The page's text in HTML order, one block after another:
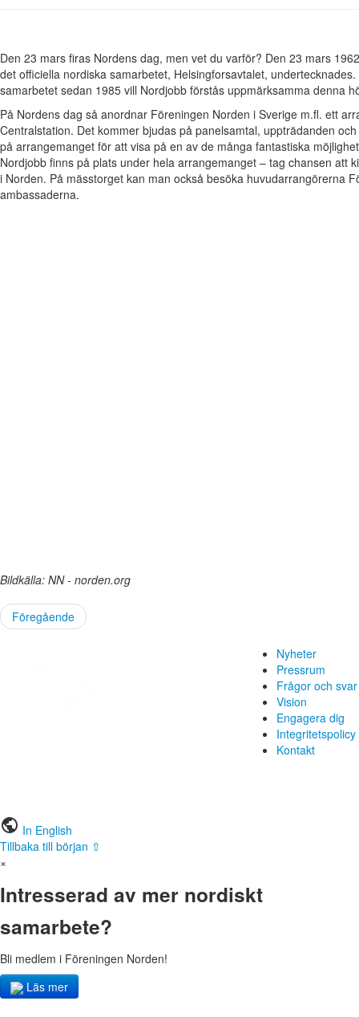
Den 23 mars firas Nordens dag, men vet du varför? Den 23 mars
det officiella nordiska samarbetet, Helsingforsavtalet,
samarbetet sedan 1985 vill Nordjobb förstås uppmärksamma denna
På Nordens dag så anordnar Föreningen Norden i Sverige m.fl. ett
Centralstation. Det kommer bjudas på panelsamtal, uppträdanden
på arrangemanget för att visa på en av de många fantastiska
Nordjobb finns på plats under hela arrangemanget – tag chansen att
i Norden. På mässtorget kan man också besöka huvudarrangörerna
ambassaderna.
Bildkälla: NN - norden.org
Föregående
Nyheter
Pressrum
Frågor och svar
Vision
Engagera dig
Integritetspolicy
Kontakt
public In English
Tillbaka till början ⇧
×
Intresserad av mer nordiskt
samarbete?
Bli medlem i Föreningen Norden!
Läs mer